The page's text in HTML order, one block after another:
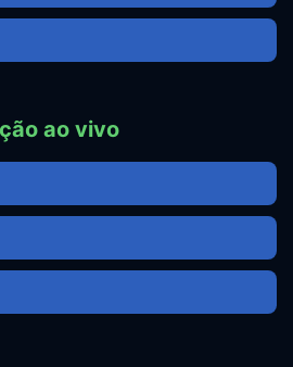
ao vivo